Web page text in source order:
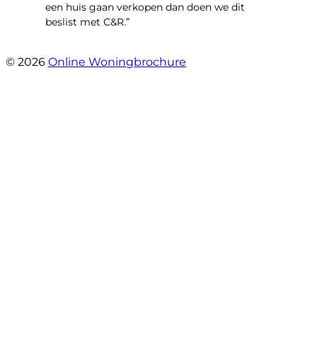
een huis gaan verkopen dan doen we dit
beslist met C&R.”
© 2026 Online Woningbrochure